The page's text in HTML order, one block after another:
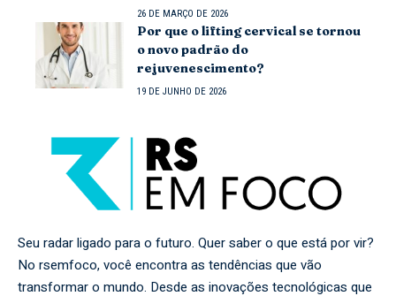
26 DE MARÇO DE 2026
Por que o lifting cervical se tornou
o novo padrão do
rejuvenescimento?
19 DE JUNHO DE 2026
Seu radar ligado para o futuro. Quer saber o que está por vir?
No rsemfoco, você encontra as tendências que vão
transformar o mundo. Desde as inovações tecnológicas que